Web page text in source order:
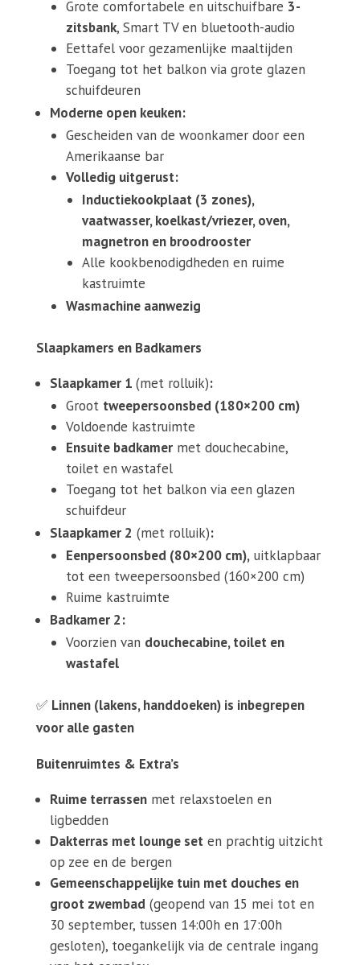
Grote comfortabele en uitschuifbare 3-
zitsbank, Smart TV en bluetooth-audio
Eettafel voor gezamenlijke maaltijden
Toegang tot het balkon via grote glazen
schuifdeuren
Moderne open keuken:
Gescheiden van de woonkamer door een
Amerikaanse bar
Volledig uitgerust:
Inductiekookplaat (3 zones),
vaatwasser, koelkast/vriezer, oven,
magnetron en broodrooster
Alle kookbenodigdheden en ruime
kastruimte
Wasmachine aanwezig
Slaapkamers en Badkamers
Slaapkamer 1 (met rolluik):
Groot tweepersoonsbed (180×200 cm)
Voldoende kastruimte
Ensuite badkamermet douchecabine,
toilet en wastafel
Toegang tot het balkon via een glazen
schuifdeur
Slaapkamer 2 (met rolluik):
Eenpersoonsbed (80×200 cm),uitklapbaar
tot een tweepersoonsbed (160×200 cm)
Ruime kastruimte
Badkamer 2:
Voorzien van douchecabine, toilet en
wastafel
✅ Linnen (lakens, handdoeken) is inbegrepen
voor alle gasten
Buitenruimtes & Extra’s
Ruime terrassenmet relaxstoelen en
ligbedden
Dakterras met lounge seten prachtig uitzicht
op zee en de bergen
Gemeenschappelijke tuin met douches en
groot zwembad (geopend van 15 mei tot en
30 september, tussen 14:00h en 17:00h
gesloten), toegankelijk via de centrale ingang